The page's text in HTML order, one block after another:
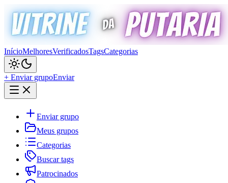
InícioMelhoresVerificadosTagsCategorias
+ Enviar grupoEnviar
Enviar grupo
Meus grupos
Categorias
Buscar tags
Patrocinados